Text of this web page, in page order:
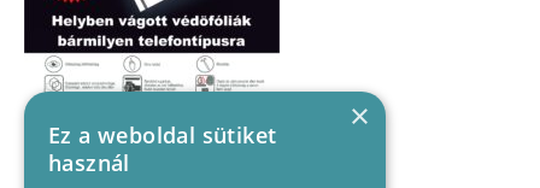
×
Ez a weboldal sütiket
használ